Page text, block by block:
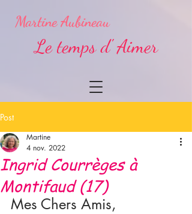
Martine Aubineau
Le temps d' Aimer
Post
Ingrid Courrèges à
Montifaud (17)
Martine
4 nov. 2022
Mes Chers Amis,